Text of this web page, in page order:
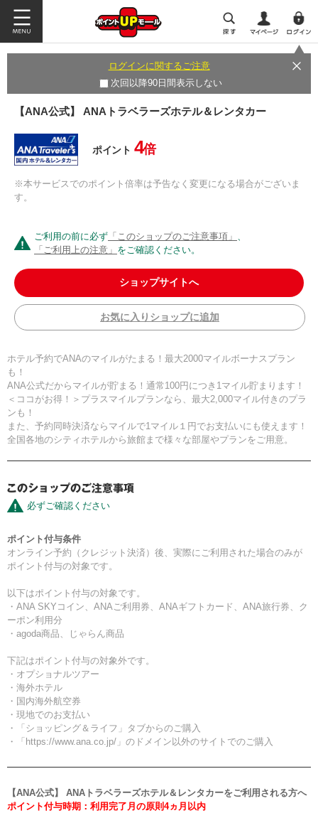
ログインに関するご注意
次回以降90日間表示しない
【ANA公式】 ANAトラベラーズホテル＆レンタカー
ポイント 4倍
※本サービスでのポイント倍率は予告なく変更になる場合がございま
す。
ご利用の前に必ず 「このショップのご注意事項」 、
「ご利用上の注意」 をご確認ください。
ショップサイトへ
お気に入りショップに追加
ホテル予約でANAのマイルがたまる！最大2000マイルボーナスプラン
も！
ANA公式だからマイルが貯まる！通常100円につき1マイル貯まります！
＜ココがお得！＞プラスマイルプランなら、最大2,000マイル付きのプラ
ンも！
また、予約同時決済ならマイルで1マイル１円でお支払いにも使えます！
全国各地のシティホテルから旅館まで様々な部屋やプランをご用意。
必ずご確認ください
ポイント付与条件
オンライン予約（クレジット決済）後、実際にご利用された場合のみが
ポイント付与の対象です。
以下はポイント付与の対象です。
・ANA SKYコイン、ANAご利用券、ANAギフトカード、ANA旅行券、ク
ーポン利用分
・agoda商品、じゃらん商品
下記はポイント付与の対象外です。
・オプショナルツアー
・海外ホテル
・国内海外航空券
・現地でのお支払い
・「ショッピング＆ライフ」タブからのご購入
・「https://www.ana.co.jp/」のドメイン以外のサイトでのご購入
【ANA公式】 ANAトラベラーズホテル＆レンタカーをご利用される方へ
ポイント付与時期：利用完了月の原則4ヵ月以内